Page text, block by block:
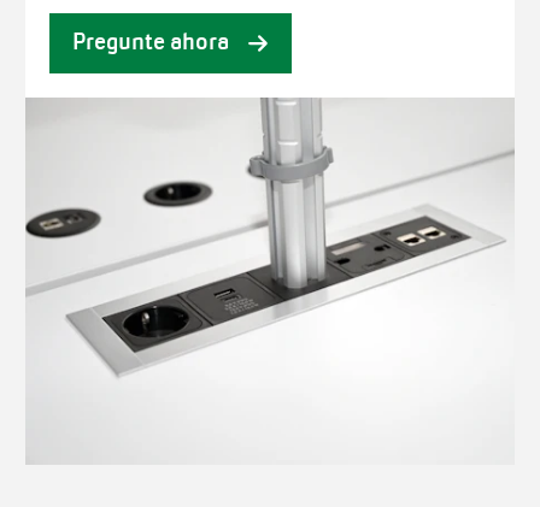
Pregunte ahora